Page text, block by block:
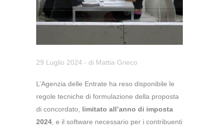
29 Luglio 2024 - di Mattia Grieco
L’Agenzia delle Entrate ha reso disponibile le
regole tecniche di formulazione della proposta
di concordato, limitato all’anno di imposta
2024 , e il software necessario per i contribuenti